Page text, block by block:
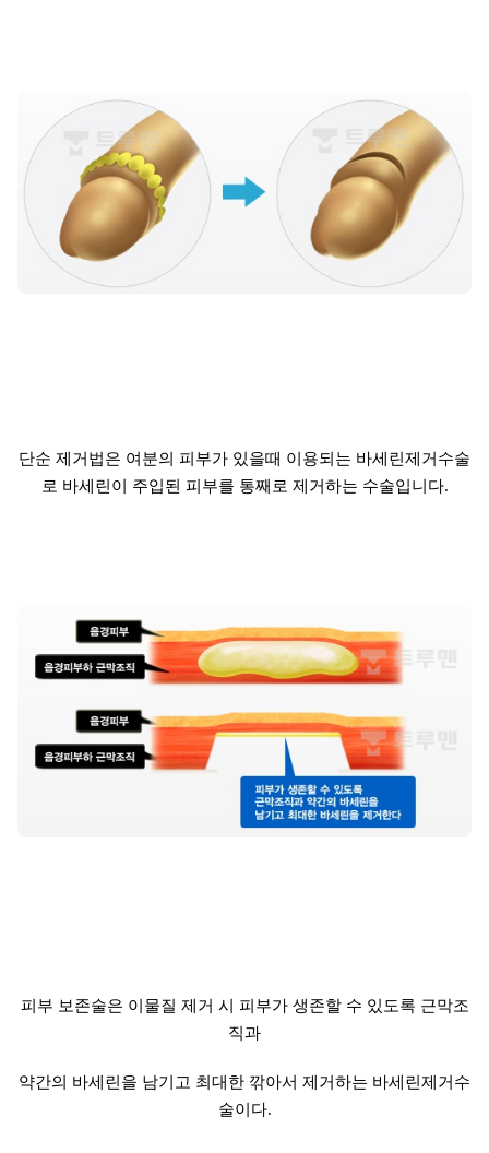
단순 제거법은 여분의 피부가 있을때 이용되는 바세린제거수술
로 바세린이 주입된 피부를 통째로 제거하는 수술입니다.
피부 보존술은 이물질 제거 시 피부가 생존할 수 있도록 근막조
직과
약간의 바세린을 남기고 최대한 깎아서 제거하는 바세린제거수
술이다.